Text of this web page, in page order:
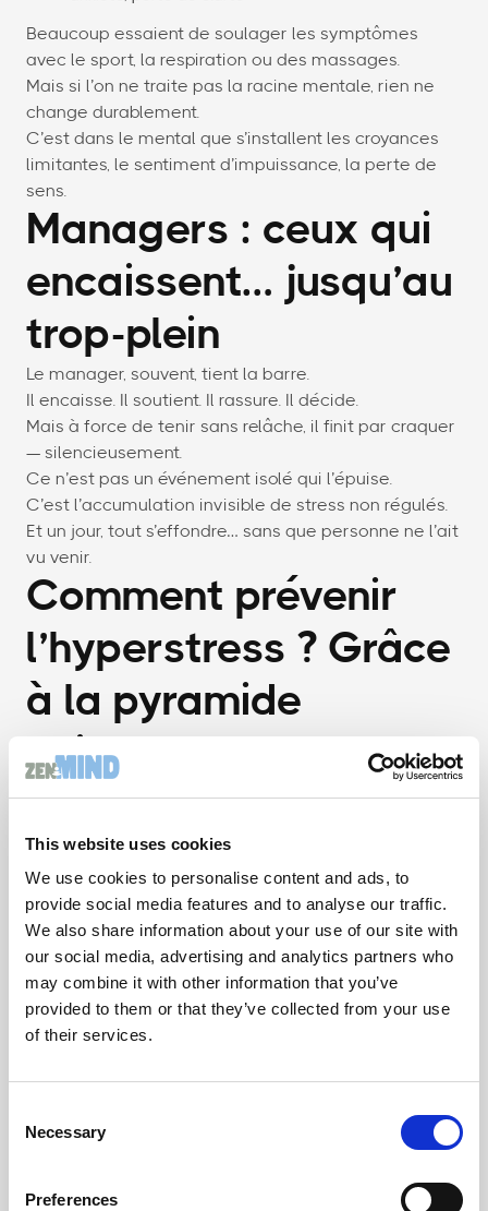
This website uses cookies
We use cookies to personalise content and ads, to
provide social media features and to analyse our traffic.
We also share information about your use of our site with
our social media, advertising and analytics partners who
may combine it with other information that you’ve
provided to them or that they’ve collected from your use
of their services.
Selection
Necessary
Preferences
Beaucoup essaient de soulager les symptômes
avec le sport, la respiration ou des massages.
Mais si l’on ne traite pas la racine mentale, rien ne
change durablement.
C’est dans le mental que s’installent les croyances
limitantes, le sentiment d’impuissance, la perte de
sens.
Managers : ceux qui
encaissent… jusqu’au
trop-plein
Le manager, souvent, tient la barre.
Il encaisse. Il soutient. Il rassure. Il décide.
Mais à force de tenir sans relâche, il finit par craquer
— silencieusement.
Ce n’est pas un événement isolé qui l’épuise.
C’est l’accumulation invisible de stress non régulés.
Et un jour, tout s’effondre… sans que personne ne l’ait
vu venir.
Comment prévenir
l’hyperstress ? Grâce
à la pyramide
exigence-moyens
C’est ici qu’intervient la lettre D de la méthode
Développer de nouvelles perspectives.
Autrement dit : recadrer la situation, ajuster son
regard, revoir parfois ses objectifs.
Visualisez une pyramide
Le sommet = l’exigence de la mission
La base = les moyens disponibles (temps, énergie,
soutien, compétences)
Si les moyens sont trop larges pour une faible exigence,
Le bon stress, c’est quand l’exigence dépasse juste